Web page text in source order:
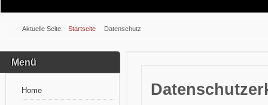
Aktuelle Seite: Startseite Datenschutz
Menü
Home